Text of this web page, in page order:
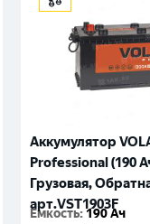
Аккумулятор
Professional (190
Грузовая,
арт.VST1903F
Емкость:190 Ач